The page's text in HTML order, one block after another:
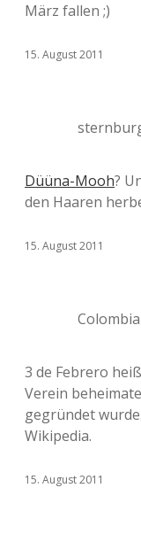
März fallen ;)
15. August 2011
Düüna-Mooh?
den Haaren
15. August 2011
Colombia
3 de Febrero
Verein
gegründet
Wikipedia.
15. August 2011